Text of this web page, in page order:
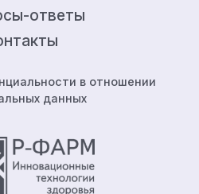
ответы
в отношении
данных